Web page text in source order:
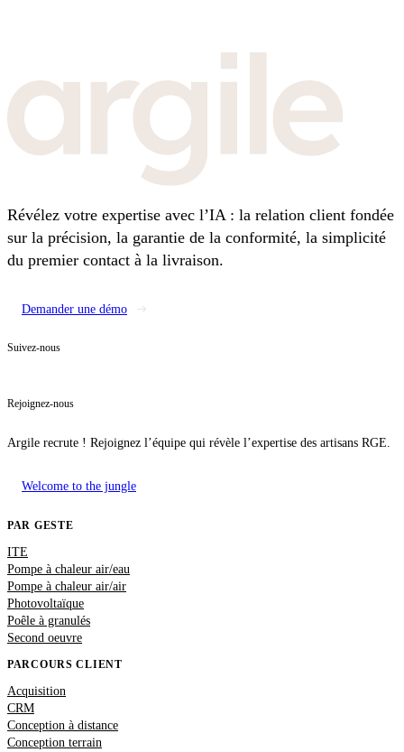
Révélez votre expertise avec l’IA : la relation client fondée
sur la précision, la garantie de la conformité, la simplicité
du premier contact à la livraison.
Demander une démo
Suivez-nous
Rejoignez-nous
Argile recrute ! Rejoignez l’équipe qui révèle l’expertise des artisans RGE.
Welcome to the jungle
PAR GESTE
ITE
Pompe à chaleur air/eau
Pompe à chaleur air/air
Photovoltaïque
Poêle à granulés
Second oeuvre
PARCOURS CLIENT
Acquisition
CRM
Conception à distance
Conception terrain